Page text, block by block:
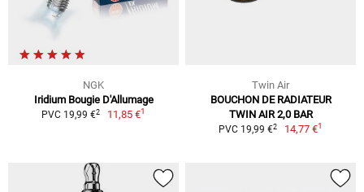
NGK
Iridium Bougie D'Allumage
PVC 19,99 €2 11,85 €1
Twin Air
BOUCHON DE RADIATEUR
TWIN AIR 2,0 BAR
PVC 19,99 €2 14,77 €1